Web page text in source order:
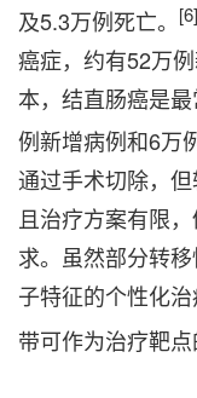
及5.3万例死亡。 [6]
癌症，约有52万
本，结直肠癌是
例新增病例和6万
通过手术切除，
且治疗方案有限
求。虽然部分转
子特征的个性化
带可作为治疗靶点